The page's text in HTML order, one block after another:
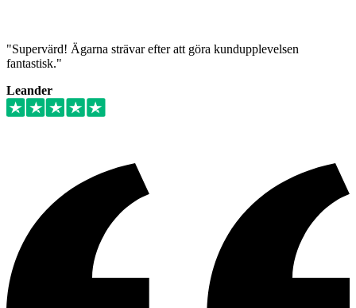
"Supervärd! Ägarna strävar efter att göra kundupplevelsen
fantastisk."
Leander